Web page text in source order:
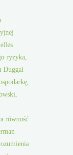
ryzyka,
Duggal
równość